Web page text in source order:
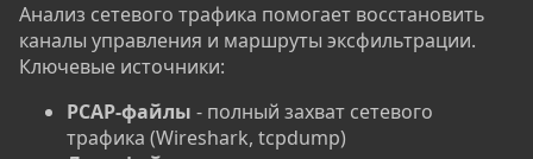
Анализ сетевого трафика помогает восстановить
каналы управления и маршруты эксфильтрации.
Ключевые источники:
PCAP-файлы - полный захват сетевого
трафика (Wireshark, tcpdump)